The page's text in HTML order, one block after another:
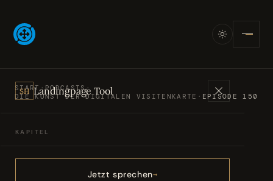
SH Landingpage Tool
KAPITEL
01 Angebote
Jetzt sprechen
START·PODCASTS·
DIE KUNST DER DIGITALEN VISITENKARTE · EPISODE 150